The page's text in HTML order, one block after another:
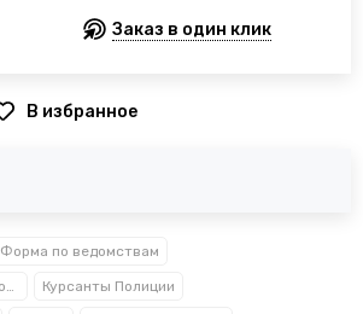
Заказ в один клик
В избранное
Форма по ведомствам
Для кадетов, курсантов, студентов Курсанты Полиции